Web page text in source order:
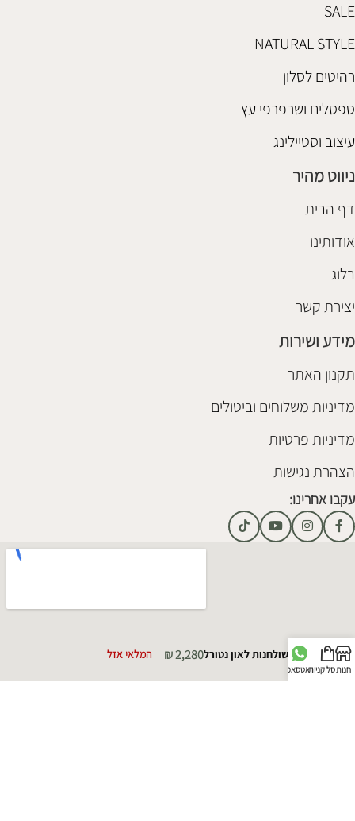
SALE
NATURAL STYLE
רהיטים לסלון
ספסלים ושרפרפי עץ
עיצוב וסטיילינג
ניווט מהיר
דף הבית
אודותינו
בלוג
יצירת קשר
מידע ושירות
תקנון האתר
מדיניות משלוחים וביטולים
מדיניות פרטיות
הצהרת נגישות
עקבו אחרינו:
חנותסל קניותוואטסאפ
סט שולחנות לאון נטורל ₪2,280 המלאי אזל